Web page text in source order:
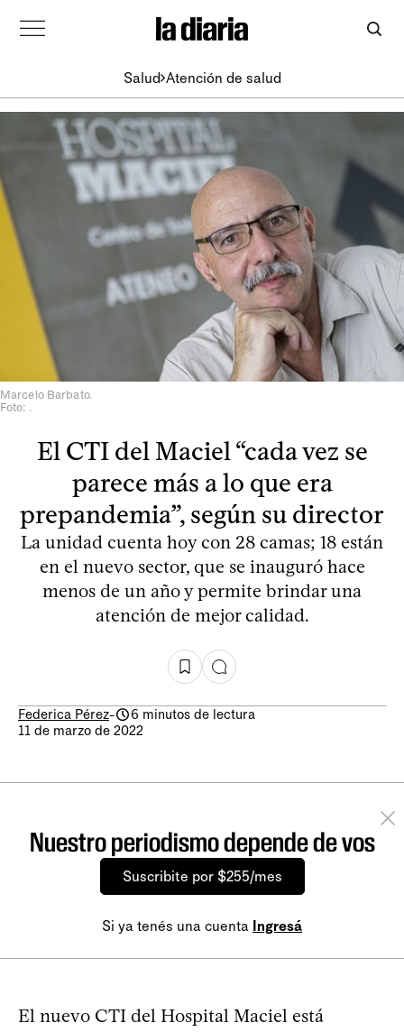
Salud Atención de salud
Marcelo Barbato.
Foto: .
El CTI del Maciel “cada vez se
parece más a lo que era
prepandemia”, según su director
La unidad cuenta hoy con 28 camas; 18 están
en el nuevo sector, que se inauguró hace
menos de un año y permite brindar una
atención de mejor calidad.
Federica Pérez-
6 minutos de lectura
11 de marzo de 2022
Nuestro periodismo depende de vos
Suscribite por $255/mes
Si ya tenés una cuenta Ingresá
El nuevo CTI del Hospital Maciel está